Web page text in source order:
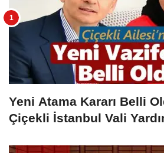
Yeni Atama Kararı Belli
Çiçekli İstanbul Vali